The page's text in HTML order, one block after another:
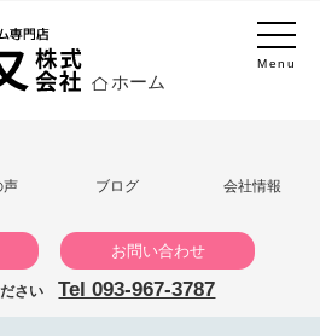
Menu
ホーム
声 ブログ 会社情報
お問い合わせ
さい Tel 093-967-3787